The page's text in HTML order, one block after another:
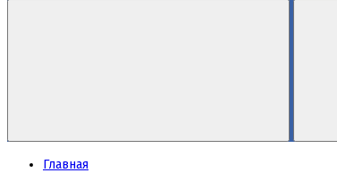
Главная